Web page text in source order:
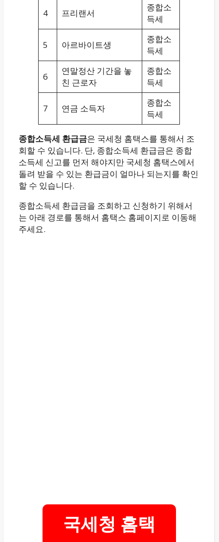
4 프리랜서
종합소
득세
5 아르바이트생
종합소
득세
6
연말정산 기간을 놓
친 근로자
종합소
득세
7 연금 소득자
종합소
득세
종합소득세 환급금은 국세청 홈택스를 통해서 조
회할 수 있습니다. 단, 종합소득세 환급금은 종합
소득세 신고를 먼저 해야지만 국세청 홈택스에서
돌려 받을 수 있는 환급금이 얼마나 되는지를 확인
할 수 있습니다.
종합소득세 환급금을 조회하고 신청하기 위해서
는 아래 경로를 통해서 홈택스 홈페이지로 이동해
주세요.
국세청 홈택